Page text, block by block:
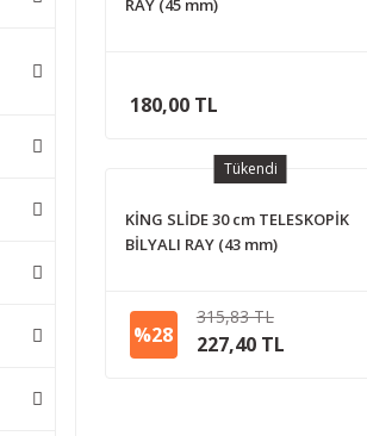
RAY (45 mm)
180,00 TL
Tükendi
KİNG SLİDE 30 cm TELESKOPİK
BİLYALI RAY (43 mm)
%28
315,83 TL
227,40 TL